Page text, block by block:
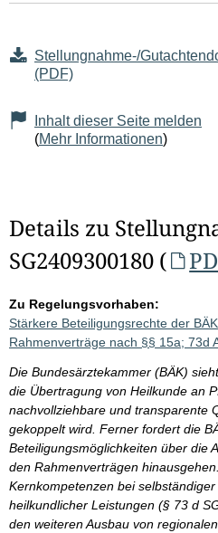
Stellungnahme-/
(PDF)
Inhalt dieser Seite melden
(Mehr Informationen)
Details zu
SG2409300180 (
Zu Regelungsvorhaben:
Stärkere Beteiligungsrechte der
Rahmenverträge nach §§ 15a; 73d
Die Bundesärztekammer (BÄK)
die Übertragung von Heilkunde an
nachvollziehbare und transparente
gekoppelt wird. Ferner fordert die
Beteiligungsmöglichkeiten über die
den Rahmenverträgen
Kernkompetenzen bei
heilkundlicher Leistungen (§ 73 d
den weiteren Ausbau von